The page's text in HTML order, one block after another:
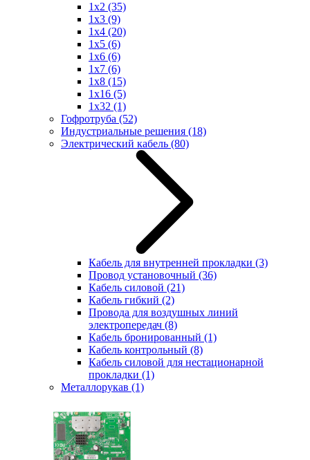
1x2 (35)
1x3 (9)
1x4 (20)
1x5 (6)
1x6 (6)
1x7 (6)
1x8 (15)
1x16 (5)
1x32 (1)
Гофротруба (52)
Индустриальные решения (18)
Электрический кабель (80)
Кабель для внутренней прокладки (3)
Провод установочный (36)
Кабель силовой (21)
Кабель гибкий (2)
Провода для воздушных линий
электропередач (8)
Кабель бронированный (1)
Кабель контрольный (8)
Кабель силовой для нестационарной
прокладки (1)
Металлорукав (1)